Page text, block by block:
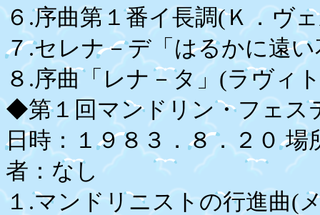
６.序曲第１番イ長調(Ｋ．ヴ
７.セレナ－デ「はるかに遠
８.序曲「レナ－タ」(ラヴィ
◆第１回マンドリン・フェス
日時：１９８３．８．２０
者：なし
１.マンドリニストの行進曲(